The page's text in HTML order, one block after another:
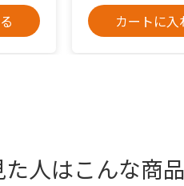
カートに入
た人はこんな商